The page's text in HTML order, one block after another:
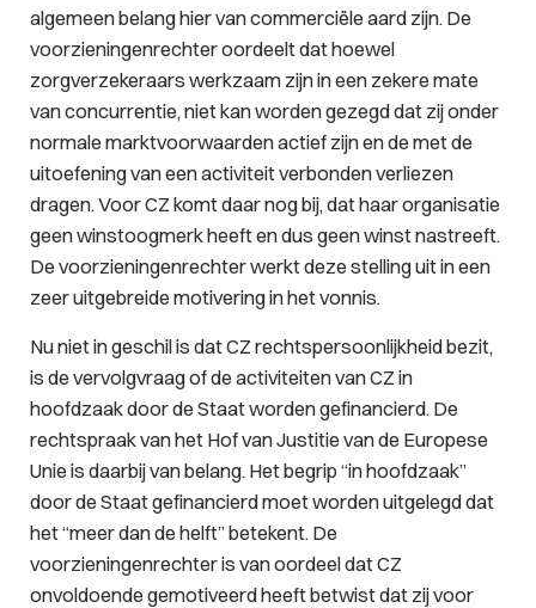
algemeen belang hier van commerciële aard zijn. De
voorzieningenrechter oordeelt dat hoewel
zorgverzekeraars werkzaam zijn in een zekere mate
van concurrentie, niet kan worden gezegd dat zij onder
normale marktvoorwaarden actief zijn en de met de
uitoefening van een activiteit verbonden verliezen
dragen. Voor CZ komt daar nog bij, dat haar organisatie
geen winstoogmerk heeft en dus geen winst nastreeft.
De voorzieningenrechter werkt deze stelling uit in een
zeer uitgebreide motivering in het vonnis.
Nu niet in geschil is dat CZ rechtspersoonlijkheid bezit,
is de vervolgvraag of de activiteiten van CZ in
hoofdzaak door de Staat worden gefinancierd. De
rechtspraak van het Hof van Justitie van de Europese
Unie is daarbij van belang. Het begrip “in hoofdzaak”
door de Staat gefinancierd moet worden uitgelegd dat
het “meer dan de helft” betekent. De
voorzieningenrechter is van oordeel dat CZ
onvoldoende gemotiveerd heeft betwist dat zij voor